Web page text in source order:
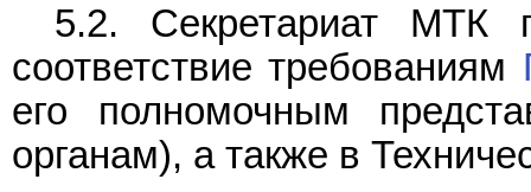
5.2. Секретариат МТК
соответствие требованиям
его полномочным
органам), а также в